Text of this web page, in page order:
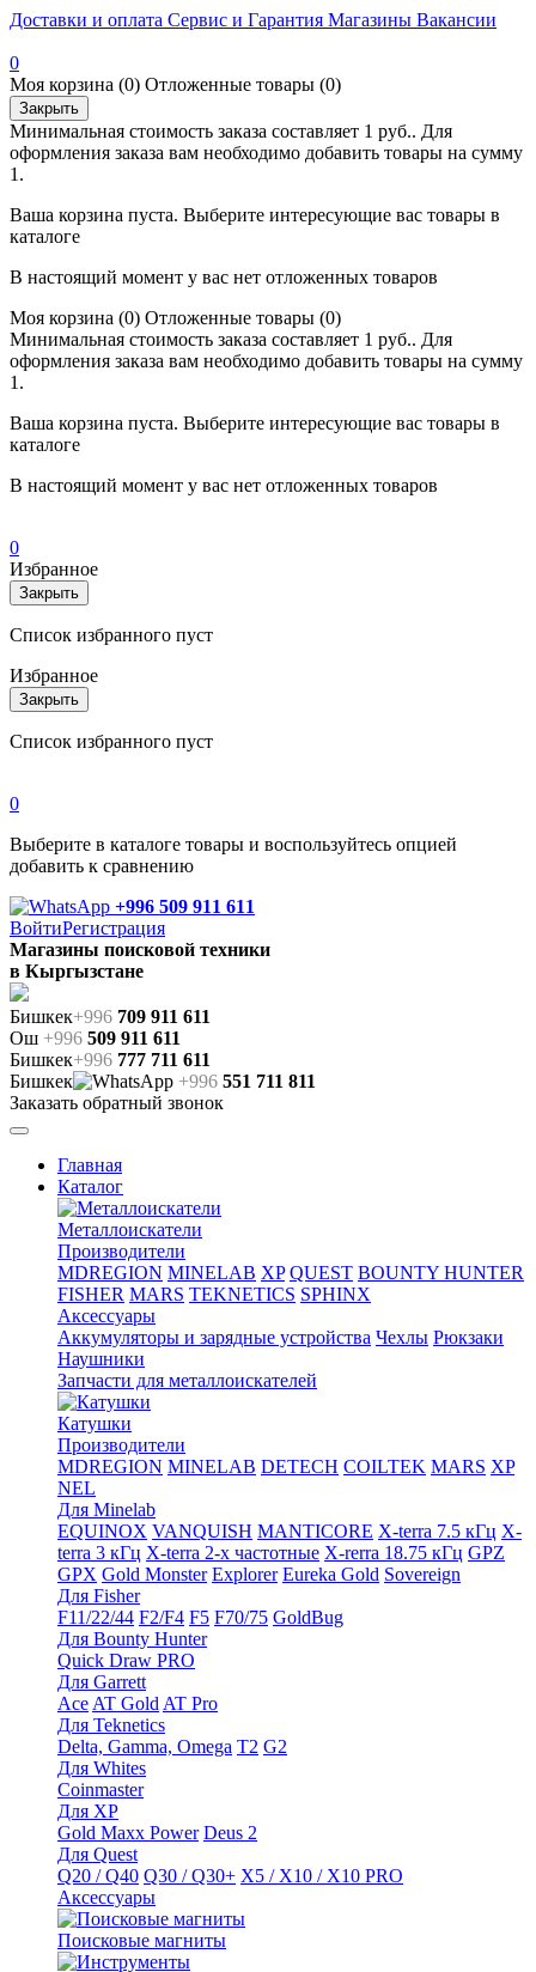
Доставки и оплата Сервис и Гарантия Магазины Вакансии
0
Моя корзина (0) Отложенные товары (0)
Закрыть
Минимальная стоимость заказа составляет 1 руб.. Для
оформления заказа вам необходимо добавить товары на сумму
1.
Ваша корзина пуста. Выберите интересующие вас товары в
каталоге
В настоящий момент у вас нет отложенных товаров
Моя корзина (0) Отложенные товары (0)
Минимальная стоимость заказа составляет 1 руб.. Для
оформления заказа вам необходимо добавить товары на сумму
1.
Ваша корзина пуста. Выберите интересующие вас товары в
каталоге
В настоящий момент у вас нет отложенных товаров
0
Избранное
Закрыть
Список избранного пуст
Избранное
Закрыть
Список избранного пуст
0
Выберите в каталоге товары и воспользуйтесь опцией
добавить к сравнению
+996 509 911 611
ВойтиРегистрация
Магазины поисковой техники
в Кыргызстане
Бишкек+996 709 911 611
Ош +996 509 911 611
Бишкек+996 777 711 611
Бишкек
+996 551 711 811
Заказать обратный звонок
Главная
Каталог
Металлоискатели
Производители
MDREGION MINELAB XP QUEST BOUNTY HUNTER
FISHER MARS TEKNETICS SPHINX
Аксессуары
Аккумуляторы и зарядные устройства Чехлы Рюкзаки
Наушники
Запчасти для металлоискателей
Катушки
Производители
MDREGION MINELAB DETECH COILTEK MARS XP
NEL
Для Minelab
EQUINOX VANQUISH MANTICORE X-terra 7.5 кГц X-
terra 3 кГц X-terra 2-х частотные X-rerra 18.75 кГц GPZ
GPX Gold Monster Explorer Eureka Gold Sovereign
Для Fisher
F11/22/44 F2/F4 F5 F70/75 GoldBug
Для Bounty Hunter
Quick Draw PRO
Для Garrett
Ace AT Gold AT Pro
Для Teknetics
Delta, Gamma, Omega Т2 G2
Для Whites
Coinmaster
Для XP
Gold Maxx Power Deus 2
Для Quest
Q20 / Q40 Q30 / Q30+ X5 / X10 / X10 PRO
Аксессуары
Поисковые магниты